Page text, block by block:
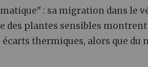
: sa migration dans le
des plantes sensibles
thermiques, alors que du